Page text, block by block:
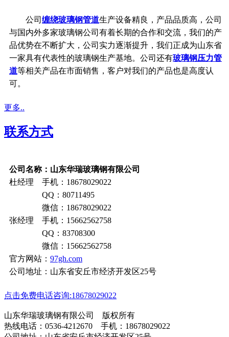
公司 缠绕玻璃钢管道生产设备精良，产品品质高，公司
与国内外多家玻璃钢公司有着长期的合作和交流，我们的产
品优势在不断扩大，公司实力逐渐提升，我们正成为山东省
一家具有代表性的玻璃钢生产基地。公司还有玻璃钢压力管
道等相关产品在市面销售，客户对我们的产品也是高度认
可。
更多..
联系方式
公司名称：山东华瑞玻璃钢有限公司
杜经理 手机：18678029022
QQ：80711495
微信：18678029022
张经理 手机：15662562758
QQ：83708300
微信：15662562758
官方网站： 97gh.com
公司地址：山东省安丘市经济开发区25号
点击免费电话咨询:18678029022
山东华瑞玻璃钢有限公司 版权所有
热线电话：0536-4212670 手机：18678029022